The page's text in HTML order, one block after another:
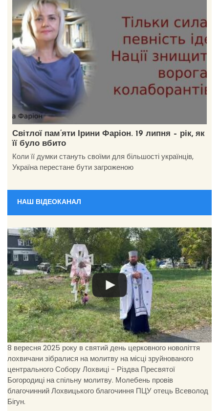
Світлої пам’яти Ірини Фаріон. 19 липня – рік, як
її було вбито
Коли її думки стануть своїми для більшості українців,
Україна перестане бути загроженою
НАШ ВІДЕОКАНАЛ
8 вересня 2025 року в святий день церковного новоліття
лохвичани зібралися на молитву на місці зруйнованого
центрального Собору Лохвиці - Різдва Пресвятої
Богородиці на спільну молитву. Молебень провів
благочинний Лохвицького благочиння ПЦУ отець Всеволод
Бігун.